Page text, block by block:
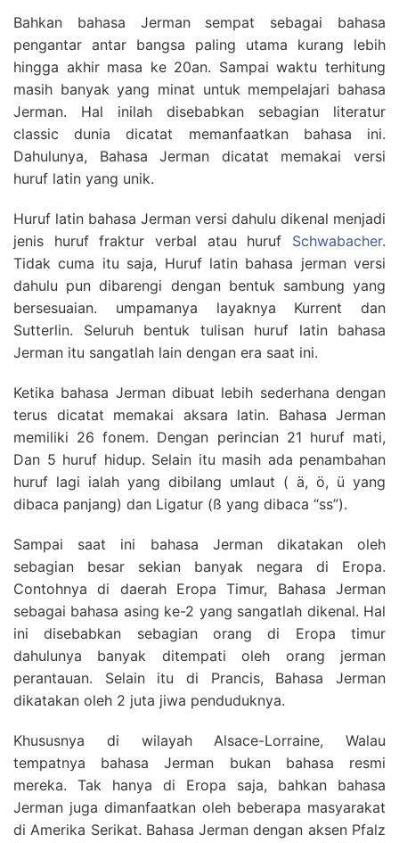
Bahkan bahasa Jerman sempat sebagai bahasa
pengantar antar bangsa paling utama kurang lebih
hingga akhir masa ke 20an. Sampai waktu terhitung
masih banyak yang minat untuk mempelajari bahasa
Jerman. Hal inilah disebabkan sebagian literatur
classic dunia dicatat memanfaatkan bahasa ini.
Dahulunya, Bahasa Jerman dicatat memakai versi
huruf latin yang unik.
Huruf latin bahasa Jerman versi dahulu dikenal menjadi
jenis huruf fraktur verbal atau huruf Schwabacher.
Tidak cuma itu saja, Huruf latin bahasa jerman versi
dahulu pun dibarengi dengan bentuk sambung yang
bersesuaian. umpamanya layaknya Kurrent dan
Sutterlin. Seluruh bentuk tulisan huruf latin bahasa
Jerman itu sangatlah lain dengan era saat ini.
Ketika bahasa Jerman dibuat lebih sederhana dengan
terus dicatat memakai aksara latin. Bahasa Jerman
memiliki 26 fonem. Dengan perincian 21 huruf mati,
Dan 5 huruf hidup. Selain itu masih ada penambahan
huruf lagi ialah yang dibilang umlaut ( ä, ö, ü yang
dibaca panjang) dan Ligatur (ß yang dibaca “ss”).
Sampai saat ini bahasa Jerman dikatakan oleh
sebagian besar sekian banyak negara di Eropa.
Contohnya di daerah Eropa Timur, Bahasa Jerman
sebagai bahasa asing ke-2 yang sangatlah dikenal. Hal
ini disebabkan sebagian orang di Eropa timur
dahulunya banyak ditempati oleh orang jerman
perantauan. Selain itu di Prancis, Bahasa Jerman
dikatakan oleh 2 juta jiwa penduduknya.
Khususnya di wilayah Alsace-Lorraine, Walau
tempatnya bahasa Jerman bukan bahasa resmi
mereka. Tak hanya di Eropa saja, bahkan bahasa
Jerman juga dimanfaatkan oleh beberapa masyarakat
di Amerika Serikat. Bahasa Jerman dengan aksen Pfalz